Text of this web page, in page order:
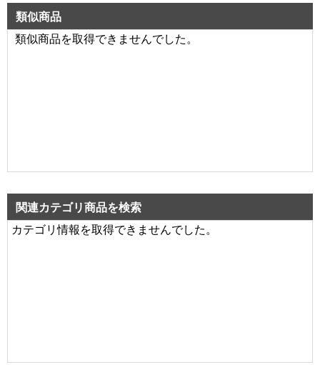
類似商品
類似商品を取得できませんでした。
関連カテゴリ商品を検索
カテゴリ情報を取得できませんでした。